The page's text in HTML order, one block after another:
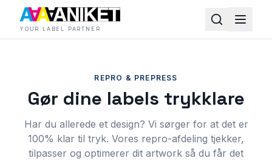
YOUR LABEL PARTNER
REPRO & PREPRESS
Gør dine labels trykklare
Har du allerede et design? Vi sørger for at det er
100% klar til tryk. Vores repro-afdeling tjekker,
tilpasser og optimerer dit artwork så du får det